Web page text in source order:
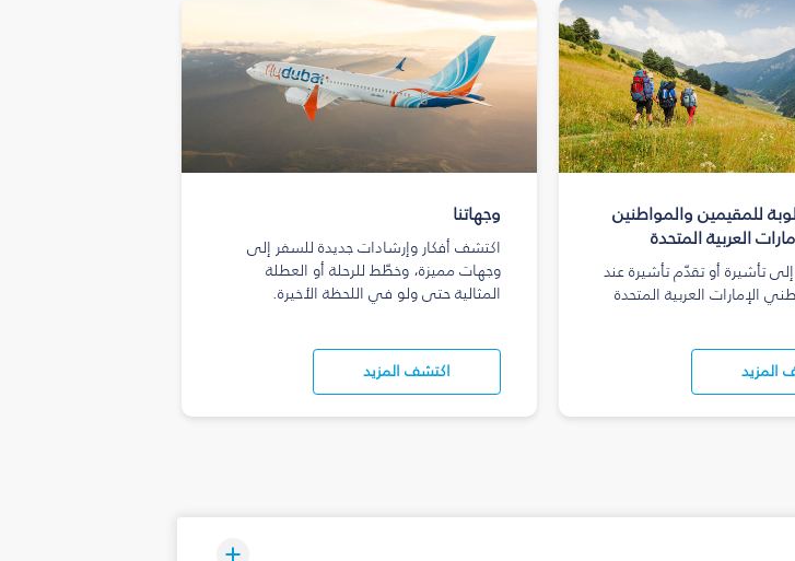
للمقيمين والمواطنين
العربية المتحدة
تأشيرة أو تقدّم تأشيرة عند
الإمارات العربية المتحدة
المزيد
وجهاتنا
اكتشف أفكار وإرشادات جديدة للسفر إلى
وجهات مميزة، وخطّط للرحلة أو العطلة
المثالية حتى ولو في اللحظة الأخيرة.
اكتشف المزيد